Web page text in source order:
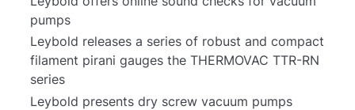
pumps
Leybold releases a series of robust and compact
filament pirani gauges the THERMOVAC TTR-RN
series
Leybold presents dry screw vacuum pumps